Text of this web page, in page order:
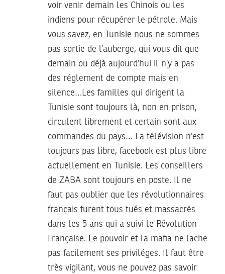
voir venir demain les Chinois ou les
indiens pour récupérer le pétrole. Mais
vous savez, en Tunisie nous ne sommes
pas sortie de l’auberge, qui vous dit que
demain ou déjà aujourd’hui il n’y a pas
des réglement de compte mais en
silence…Les familles qui dirigent la
Tunisie sont toujours là, non en prison,
circulent librement et certain sont aux
commandes du pays… La télévision n’est
toujours pas libre, facebook est plus libre
actuellement en Tunisie. Les conseillers
de ZABA sont toujours en poste. Il ne
faut pas oublier que les révolutionnaires
français furent tous tués et massacrés
dans les 5 ans qui a suivi le Révolution
Française. Le pouvoir et la mafia ne lache
pas facilement ses priviléges. Il faut être
très vigilant, vous ne pouvez pas savoir